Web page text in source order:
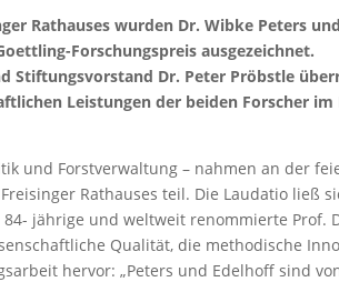
Rathauses wurden Dr. Wibke Peters
Forschungspreis ausgezeichnet.
Stiftungsvorstand Dr. Peter Pröbstle
Leistungen der beiden Forscher im
und Forstverwaltung – nahmen an der
Rathauses teil. Die Laudatio ließ
jährige und weltweit renommierte Prof.
Qualität, die methodische
hervor: „Peters und Edelhoff sind